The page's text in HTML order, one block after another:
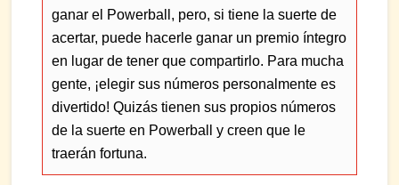
ganar el Powerball, pero, si tiene la suerte de
acertar, puede hacerle ganar un premio íntegro
en lugar de tener que compartirlo. Para mucha
gente, ¡elegir sus números personalmente es
divertido! Quizás tienen sus propios números
de la suerte en Powerball y creen que le
traerán fortuna.